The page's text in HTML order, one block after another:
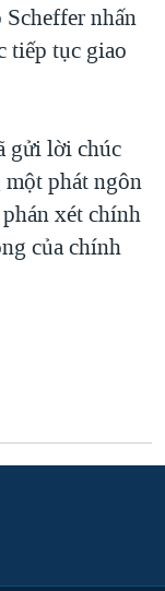
nhấn
tiếp tục giao
gửi lời chúc
phát ngôn
xét chính
của chính